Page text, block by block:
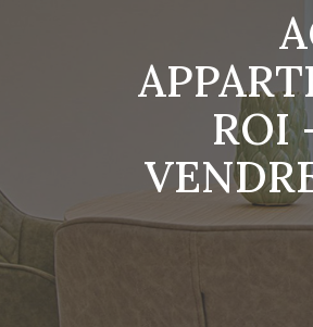
ROI